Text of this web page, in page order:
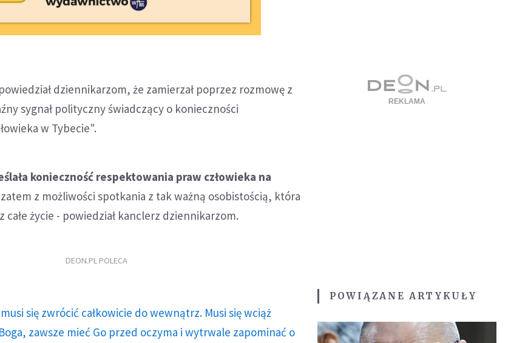
dziennikarzom, że zamierzał poprzez rozmowę z
sygnał polityczny świadczący o konieczności
w Tybecie".
konieczność respektowania praw człowieka na
z możliwości spotkania z tak ważną osobistością, która
całe życie - powiedział kanclerz dziennikarzom.
DEON.PL POLECA
się zwrócić całkowicie do wewnątrz. Musi się wciąż
zawsze mieć Go przed oczyma i wytrwale zapominać o
POWIĄZANE ARTYKUŁY